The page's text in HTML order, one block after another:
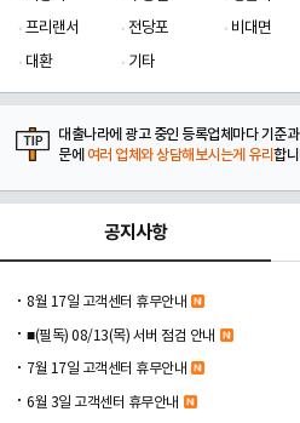
프리랜서
전당포 비대면
대환
기타
대출나라에 광고 중인 등록업체마다 기준
문에 여러 업체와 상담해보시는게 유리합
공지사항
8월 17일 고객센터 휴무안내
■(필독) 08/13(목) 서버 점검 안내
7월 17일 고객센터 휴무안내
6월 3일 고객센터 휴무안내